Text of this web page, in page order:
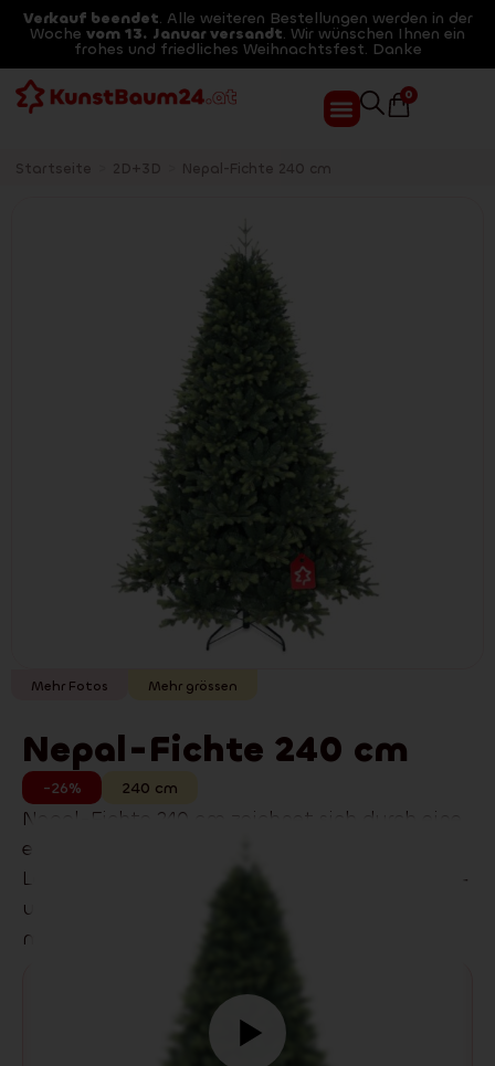
Verkauf beendet. Alle weiteren Bestellungen werden in der
Woche vom 13. Januar versandt. Wir wünschen Ihnen ein
frohes und friedliches Weihnachtsfest. Danke
0
Startseite 2D+3D Nepal-Fichte 240 cm
Mehr Fotos Mehr grössen
Nepal-Fichte 240 cm
-26% 240 cm
Nepal-Fichte 240 cm zeichnet sich durch eine
elegante Silhouette und einen klassischen
Look und besonders dichtem Geäst aus 3D‑PE‑
und 2D‑PVC‑Nadeln aus. Passt perfekt in
moderne wie auch klassische Interieurs.